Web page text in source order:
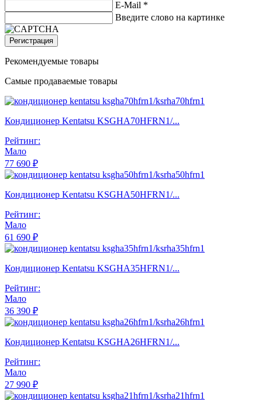
E-Mail *
Введите слово на картинке
Регистрация
Рекомендуемые товары
Самые продаваемые товары
Кондиционер Kentatsu KSGHA70HFRN1/...
Рейтинг:
Мало
77 690 ₽
Кондиционер Kentatsu KSGHA50HFRN1/...
Рейтинг:
Мало
61 690 ₽
Кондиционер Kentatsu KSGHA35HFRN1/...
Рейтинг:
Мало
36 390 ₽
Кондиционер Kentatsu KSGHA26HFRN1/...
Рейтинг:
Мало
27 990 ₽